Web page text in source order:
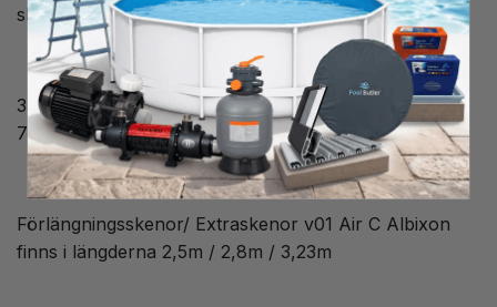
skruvskallar.
353 mm breda i yttermått
70 mm CC mellan varje räls
Förlängningsskenor/ Extraskenor v01 Air C Albixon
finns i längderna 2,5m / 2,8m / 3,23m